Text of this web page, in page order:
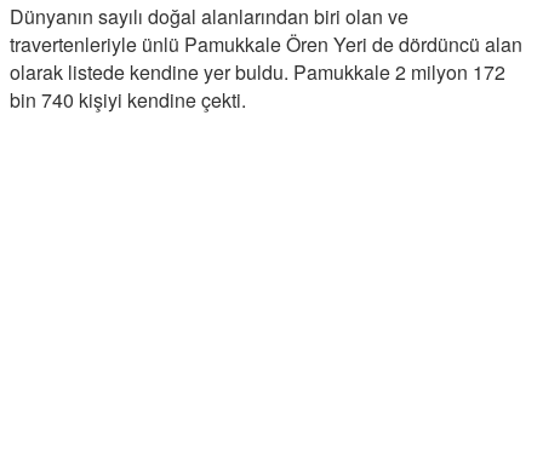
Dünyanın sayılı doğal alanlarından biri olan ve
travertenleriyle ünlü Pamukkale Ören Yeri de dördüncü alan
olarak listede kendine yer buldu. Pamukkale 2 milyon 172
bin 740 kişiyi kendine çekti.